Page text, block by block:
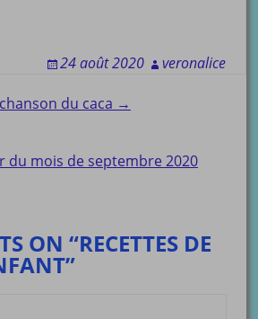
24 août 2020 veronalice
du caca →
du mois de septembre 2020
ON “RECETTES DE